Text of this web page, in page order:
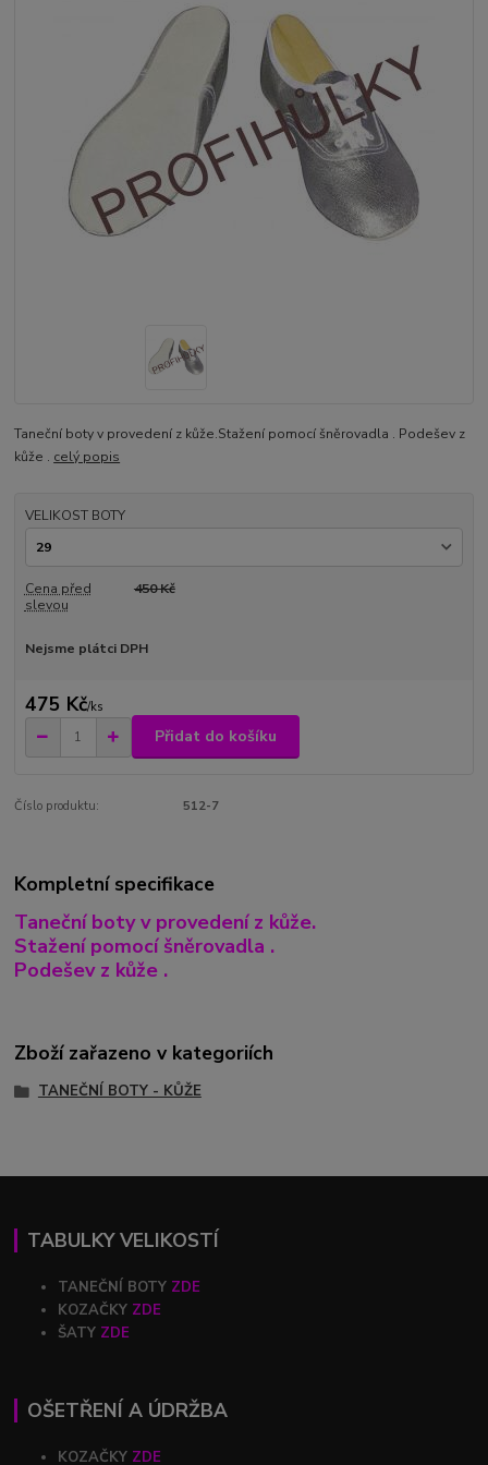
Taneční boty v provedení z kůže.Stažení pomocí šněrovadla . Podešev z
kůže . celý popis
VELIKOST BOTY
Cena před
slevou
450 Kč
Nejsme plátci DPH
475 Kč/ks
Přidat do košíku
Číslo produktu: 512-7
Kompletní specifikace
Taneční boty v provedení z kůže.
Stažení pomocí šněrovadla .
Podešev z kůže .
Zboží zařazeno v kategoriích
TANEČNÍ BOTY - KŮŽE
TABULKY VELIKOSTÍ
TANEČNÍ BOTY ZDE
KOZAČKY ZDE
ŠATY ZDE
OŠETŘENÍ A ÚDRŽBA
KOZAČKY ZDE